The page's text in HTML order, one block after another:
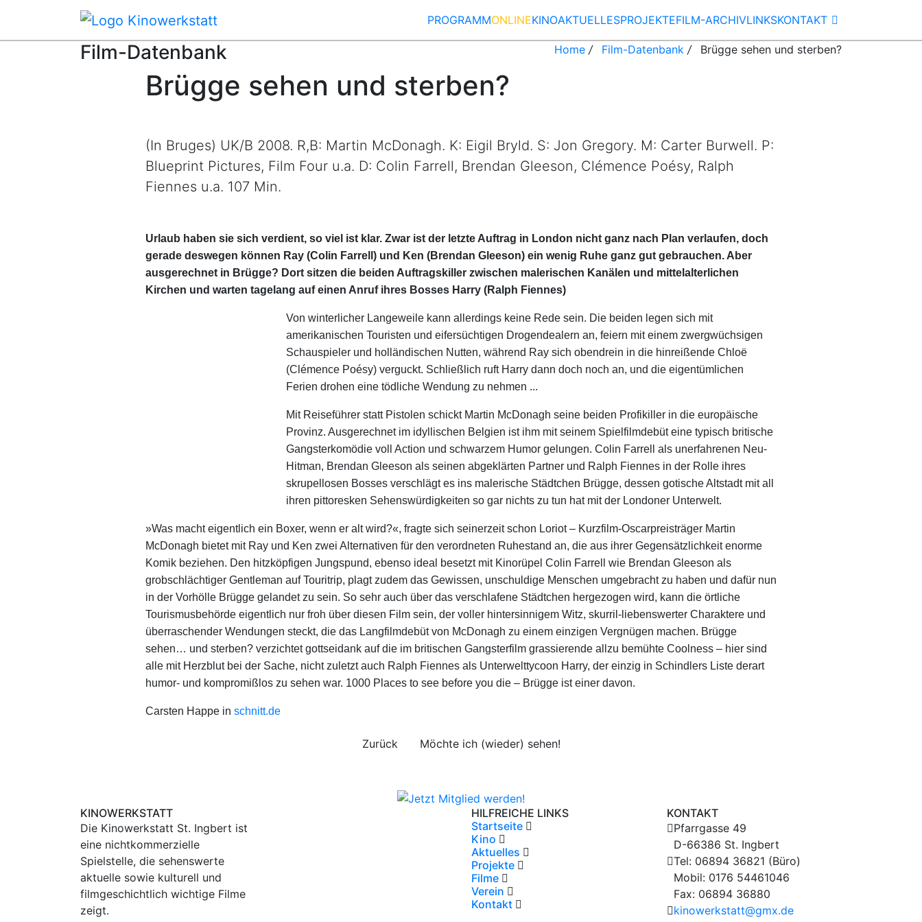
PROGRAMM(CURRENT)
ONLINEKINOAKTUELLESPROJEKTEFILM-ARCHIVLINKSKONTAKT
Film-Datenbank Home / Film-Datenbank / Brügge sehen und sterben?
Brügge sehen und sterben?
(In Bruges) UK/B 2008. R,B: Martin McDonagh. K: Eigil Bryld. S: Jon Gregory. M: Carter Burwell. P:
Blueprint Pictures, Film Four u.a. D: Colin Farrell, Brendan Gleeson, Clémence Poésy, Ralph
Fiennes u.a. 107 Min.
Urlaub haben sie sich verdient, so viel ist klar. Zwar ist der letzte Auftrag in London nicht ganz nach Plan verlaufen, doch
gerade deswegen können Ray (Colin Farrell) und Ken (Brendan Gleeson) ein wenig Ruhe ganz gut gebrauchen. Aber
ausgerechnet in Brügge? Dort sitzen die beiden Auftragskiller zwischen malerischen Kanälen und mittelalterlichen
Kirchen und warten tagelang auf einen Anruf ihres Bosses Harry (Ralph Fiennes)
Von winterlicher Langeweile kann allerdings keine Rede sein. Die beiden legen sich mit
amerikanischen Touristen und eifersüchtigen Drogendealern an, feiern mit einem zwergwüchsigen
Schauspieler und holländischen Nutten, während Ray sich obendrein in die hinreißende Chloë
(Clémence Poésy) verguckt. Schließlich ruft Harry dann doch noch an, und die eigentümlichen
Ferien drohen eine tödliche Wendung zu nehmen ...
Mit Reiseführer statt Pistolen schickt Martin McDonagh seine beiden Profikiller in die europäische
Provinz. Ausgerechnet im idyllischen Belgien ist ihm mit seinem Spielfilmdebüt eine typisch britische
Gangsterkomödie voll Action und schwarzem Humor gelungen. Colin Farrell als unerfahrenen Neu-
Hitman, Brendan Gleeson als seinen abgeklärten Partner und Ralph Fiennes in der Rolle ihres
skrupellosen Bosses verschlägt es ins malerische Städtchen Brügge, dessen gotische Altstadt mit all
ihren pittoresken Sehenswürdigkeiten so gar nichts zu tun hat mit der Londoner Unterwelt.
»Was macht eigentlich ein Boxer, wenn er alt wird?«, fragte sich seinerzeit schon Loriot – Kurzfilm-Oscarpreisträger Martin
McDonagh bietet mit Ray und Ken zwei Alternativen für den verordneten Ruhestand an, die aus ihrer Gegensätzlichkeit enorme
Komik beziehen. Den hitzköpfigen Jungspund, ebenso ideal besetzt mit Kinorüpel Colin Farrell wie Brendan Gleeson als
grobschlächtiger Gentleman auf Touritrip, plagt zudem das Gewissen, unschuldige Menschen umgebracht zu haben und dafür nun
in der Vorhölle Brügge gelandet zu sein. So sehr auch über das verschlafene Städtchen hergezogen wird, kann die örtliche
Tourismusbehörde eigentlich nur froh über diesen Film sein, der voller hintersinnigem Witz, skurril-liebenswerter Charaktere und
überraschender Wendungen steckt, die das Langfilmdebüt von McDonagh zu einem einzigen Vergnügen machen. Brügge
sehen… und sterben? verzichtet gottseidank auf die im britischen Gangsterfilm grassierende allzu bemühte Coolness – hier sind
alle mit Herzblut bei der Sache, nicht zuletzt auch Ralph Fiennes als Unterwelttycoon Harry, der einzig in Schindlers Liste derart
humor- und kompromißlos zu sehen war. 1000 Places to see before you die – Brügge ist einer davon.
Carsten Happe in schnitt.de
Zurück Möchte ich (wieder) sehen!
KINOWERKSTATT
Die Kinowerkstatt St. Ingbert ist
eine nichtkommerzielle
Spielstelle, die sehenswerte
aktuelle sowie kulturell und
filmgeschichtlich wichtige Filme
zeigt.
HILFREICHE LINKS
Startseite
Kino
Aktuelles
Projekte
Filme
Verein
Kontakt
KONTAKT
Pfarrgasse 49
D-66386 St. Ingbert
Tel: 06894 36821 (Büro)
Mobil: 0176 54461046
Fax: 06894 36880
kinowerkstatt@gmx.de